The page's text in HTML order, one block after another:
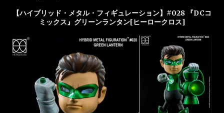
【ハイブリッド・メタル・フィギュレーション】#028 『DCコ
ミックス』グリーンランタン[ヒーロークロス]